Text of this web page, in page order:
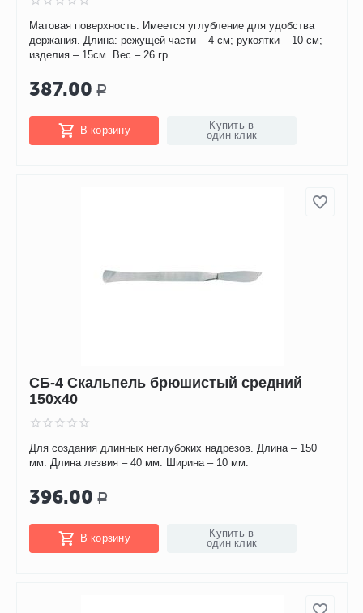
Матовая поверхность. Имеется углубление для удобства
держания. Длина: режущей части – 4 см; рукоятки – 10 см;
изделия – 15см. Вес – 26 гр.
387.00 Р
В корзину
Купить в
один клик
СБ-4 Скальпель брюшистый средний
150х40
Для создания длинных неглубоких надрезов. Длина – 150
мм. Длина лезвия – 40 мм. Ширина – 10 мм.
396.00 Р
В корзину
Купить в
один клик